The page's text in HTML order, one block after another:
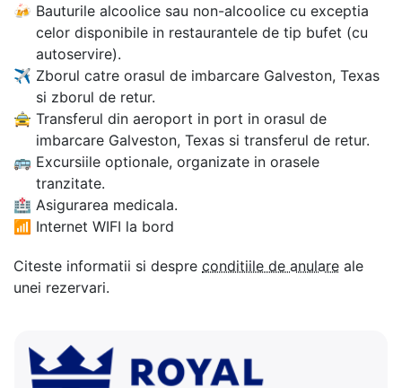
🍻 Bauturile alcoolice sau non-alcoolice cu exceptia
celor disponibile in restaurantele de tip bufet (cu
autoservire).
✈ Zborul catre orasul de imbarcare Galveston, Texas
si zborul de retur.
🚖 Transferul din aeroport in port in orasul de
imbarcare Galveston, Texas si transferul de retur.
🚌 Excursiile optionale, organizate in orasele
tranzitate.
🏥 Asigurarea medicala.
📶 Internet WIFI la bord
Citeste informatii si despre conditiile de anulare ale
unei rezervari.